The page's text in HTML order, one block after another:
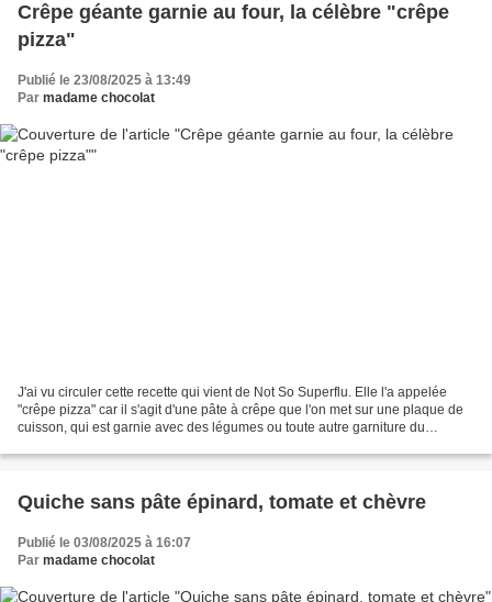
Crêpe géante garnie au four, la célèbre "crêpe
pizza"
Publié le 23/08/2025 à 13:49
Par madame chocolat
J'ai vu circuler cette recette qui vient de Not So Superflu. Elle l'a appelée
"crêpe pizza" car il s'agit d'une pâte à crêpe que l'on met sur une plaque de
cuisson, qui est garnie avec des légumes ou toute autre garniture du
Quiche sans pâte épinard, tomate et chèvre
Publié le 03/08/2025 à 16:07
Par madame chocolat